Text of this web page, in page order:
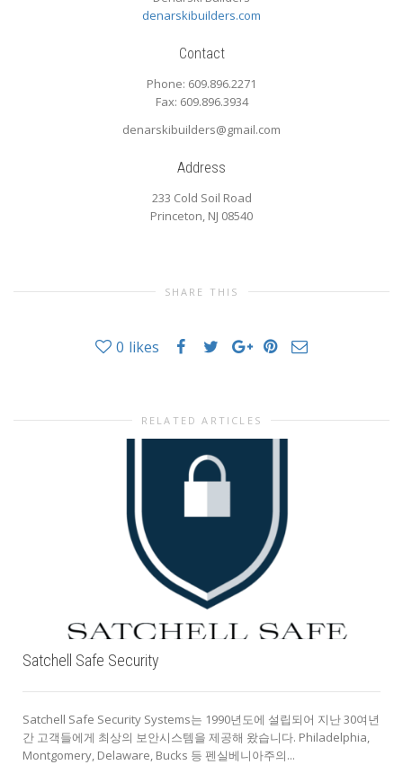
denarskibuilders.com
Contact
Phone: 609.896.2271
Fax: 609.896.3934
denarskibuilders@gmail.com
Address
233 Cold Soil Road
Princeton, NJ 08540
SHARE THIS
0 likes
RELATED ARTICLES
Satchell Safe Security
Satchell Safe Security Systems는 1990년도에 설립되어 지난 30여년
간 고객들에게 최상의 보안시스템을 제공해 왔습니다. Philadelphia,
Montgomery, Delaware, Bucks 등 펜실베니아주의...